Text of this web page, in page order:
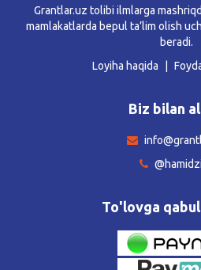
Grantlar.uz tolibi ilmlarga
mamlakatlarda bepul ta’lim olish
beradi.
Loyiha haqida
Biz bilan
To'lovga